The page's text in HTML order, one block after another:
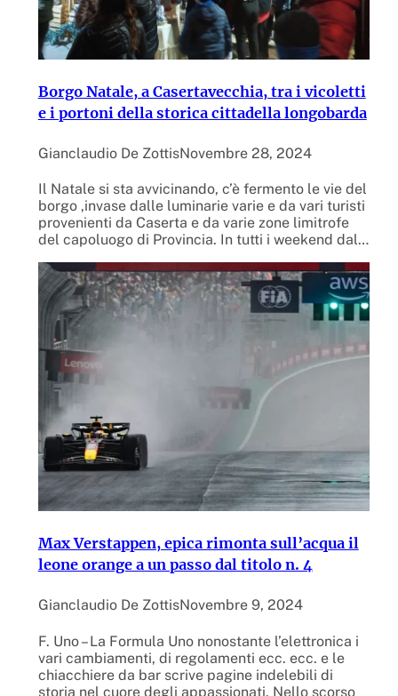
Borgo Natale, a Casertavecchia, tra i vicoletti
e i portoni della storica cittadella longobarda
Gianclaudio De ZottisNovembre 28, 2024
Il Natale si sta avvicinando, c’è fermento le vie del
borgo ,invase dalle luminarie varie e da vari turisti
provenienti da Caserta e da varie zone limitrofe
del capoluogo di Provincia. In tutti i weekend dal…
Max Verstappen, epica rimonta sull’acqua il
leone orange a un passo dal titolo n. 4
Gianclaudio De ZottisNovembre 9, 2024
F. Uno – La Formula Uno nonostante l’elettronica i
vari cambiamenti, di regolamenti ecc. ecc. e le
chiacchiere da bar scrive pagine indelebili di
storia nel cuore degli appassionati. Nello scorso